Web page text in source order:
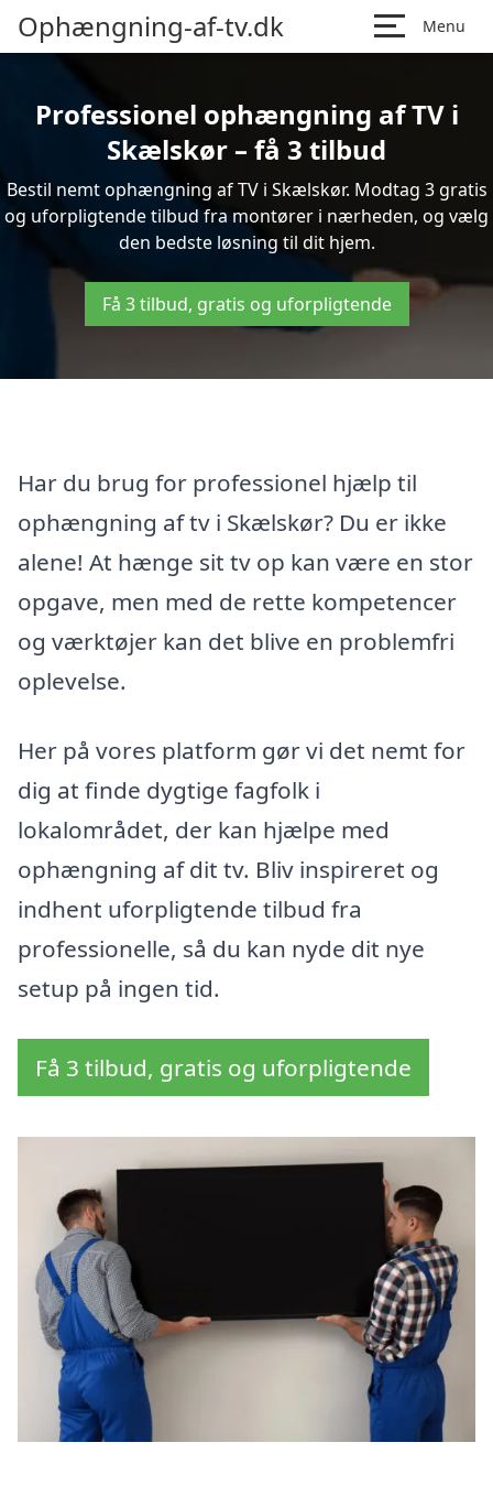
Ophængning-af-tv.dk Menu
Professionel ophængning af TV i
Skælskør – få 3 tilbud
Bestil nemt ophængning af TV i Skælskør. Modtag 3 gratis
og uforpligtende tilbud fra montører i nærheden, og vælg
den bedste løsning til dit hjem.
Få 3 tilbud, gratis og uforpligtende
Har du brug for professionel hjælp til
ophængning af tv i Skælskør? Du er ikke
alene! At hænge sit tv op kan være en stor
opgave, men med de rette kompetencer
og værktøjer kan det blive en problemfri
oplevelse.
Her på vores platform gør vi det nemt for
dig at finde dygtige fagfolk i
lokalområdet, der kan hjælpe med
ophængning af dit tv. Bliv inspireret og
indhent uforpligtende tilbud fra
professionelle, så du kan nyde dit nye
setup på ingen tid.
Få 3 tilbud, gratis og uforpligtende